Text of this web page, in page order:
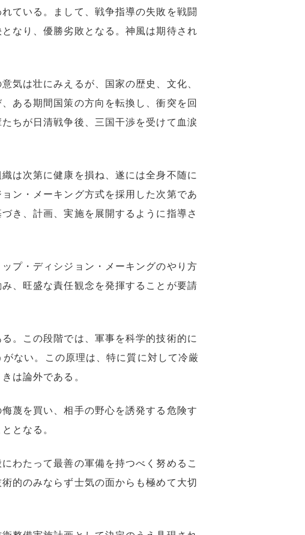
ている。まして、戦争指導の失敗を戦闘
なり、優勝劣敗となる。神風は期待され
気は壮にみえるが、国家の歴史、文化、
ある期間国策の方向を転換し、衝突を回
ちが日清戦争後、三国干渉を受けて血涙
は次第に健康を損ね、遂には全身不随に
ン・メーキング方式を採用した次第であ
き、計画、実施を展開するように指導さ
プ・ディシジョン・メーキングのやり方
、旺盛な責任観念を発揮することが要請
。この段階では、軍事を科学的技術的に
ない。この原理は、特に質に対して冷厳
は論外である。
蔑を買い、相手の野心を誘発する危険す
となる。
わたって最善の軍備を持つべく努めるこ
的のみならず士気の面からも極めて大切